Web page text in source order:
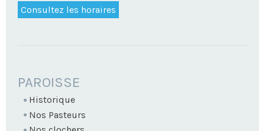
Consultez les horaires
NAVIGATION
PAROISSE
Historique
Nos Pasteurs